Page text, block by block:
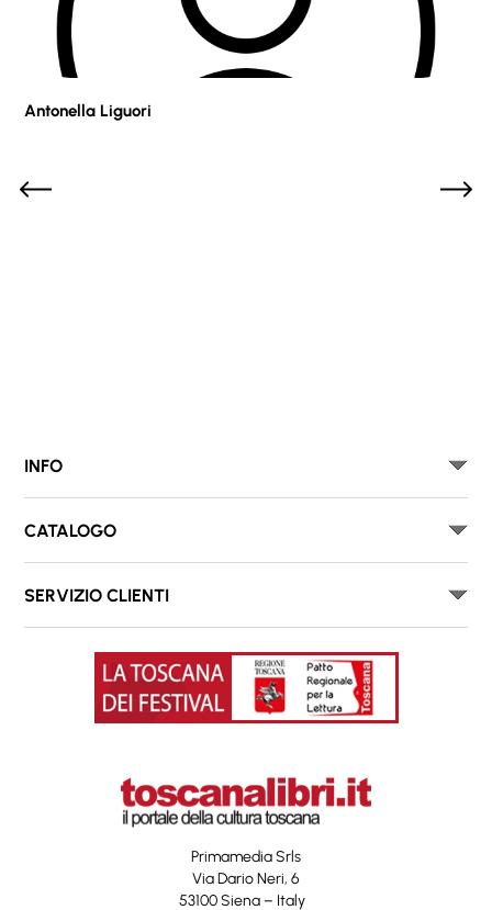
Antonella Liguori
INFO
CATALOGO
SERVIZIO CLIENTI
Primamedia Srls
Via Dario Neri, 6
53100 Siena – Italy